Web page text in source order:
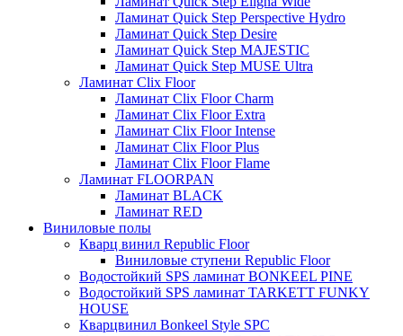
Ламинат Quick Step Perspective Hydro
Ламинат Quick Step Desire
Ламинат Quick Step MAJESTIC
Ламинат Quick Step MUSE Ultra
Ламинат Clix Floor
Ламинат Clix Floor Charm
Ламинат Clix Floor Extra
Ламинат Clix Floor Intense
Ламинат Clix Floor Plus
Ламинат Clix Floor Flame
Ламинат FLOORPAN
Ламинат BLACK
Ламинат RED
Виниловые полы
Кварц винил Republic Floor
Виниловые ступени Republic Floor
Водостойкий SPS ламинат BONKEEL PINE
Водостойкий SPS ламинат TARKETT FUNKY
HOUSE
Кварцвинил Bonkeel Style SPC